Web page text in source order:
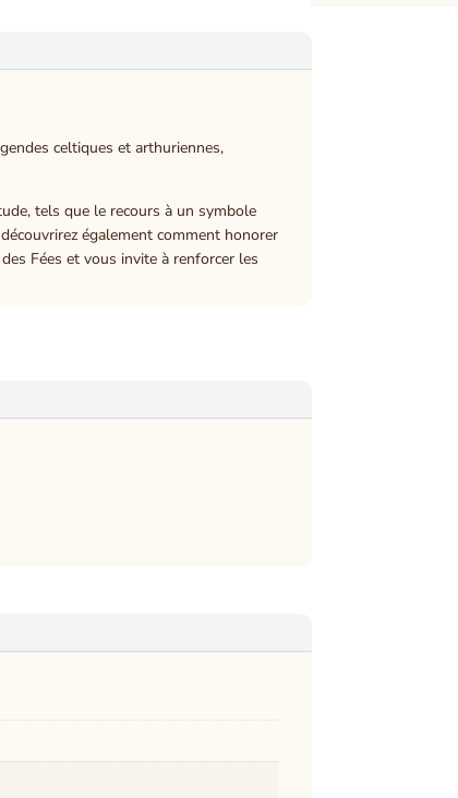
celtiques et arthuriennes,
tels que le recours à un symbole
également comment honorer
Fées et vous invite à renforcer les